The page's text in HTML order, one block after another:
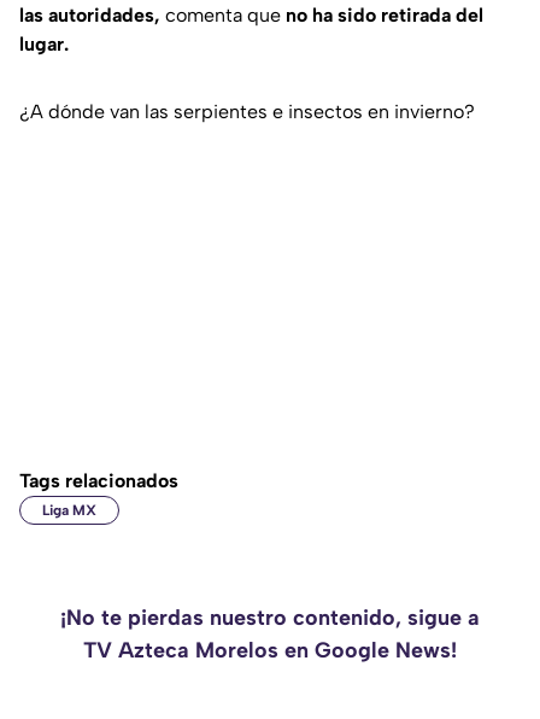
las autoridades, comenta que no ha sido retirada del
lugar.
¿A dónde van las serpientes e insectos en invierno?
Tags relacionados
Liga MX
¡No te pierdas nuestro contenido, sigue a
TV Azteca Morelos en Google News!